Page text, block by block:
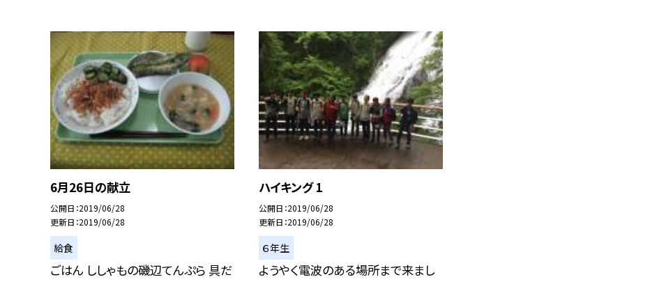
6月26日の献立
公開日 2019/06/28
更新日 2019/06/28
給食
ごはん ししゃもの磯辺てんぷら 具だ
ハイキング 1
公開日 2019/06/28
更新日 2019/06/28
６年生
ようやく電波のある場所まで来まし